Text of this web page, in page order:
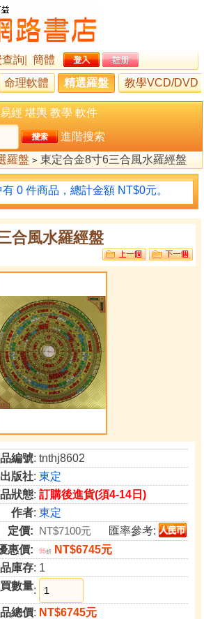
詢
簡體
命理軟體 精選羅盤 教學VCD/DVD
易經 堪輿 教學 軟件
進階搜索
羅盤 > 東定合金8寸6三合風水羅經盤
0 件商品，總計金額 NT$0元。
合風水羅經盤
編號: tnthj8602
出版社:東定
狀態:訂購後進貨(須4-14日)
作者:東定
定價: NT$7100元
匯率參考:
惠價:
95折
NT$6745元
庫存: 1
數量:
總價: NT$6745元